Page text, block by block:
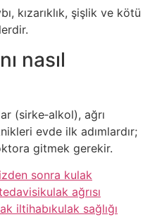
kızarıklık, şişlik ve kötü
nasıl
(sirke‑alkol), ağrı
evde ilk adımlardır;
gitmek gerekir.
sonra kulak
kulak ağrısı
iltihabıkulak sağlığı